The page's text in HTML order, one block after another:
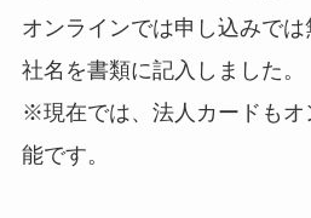
オンラインでは申し込みで
社名を書類に記入しました。
※現在では、法人カードもオ
能です。